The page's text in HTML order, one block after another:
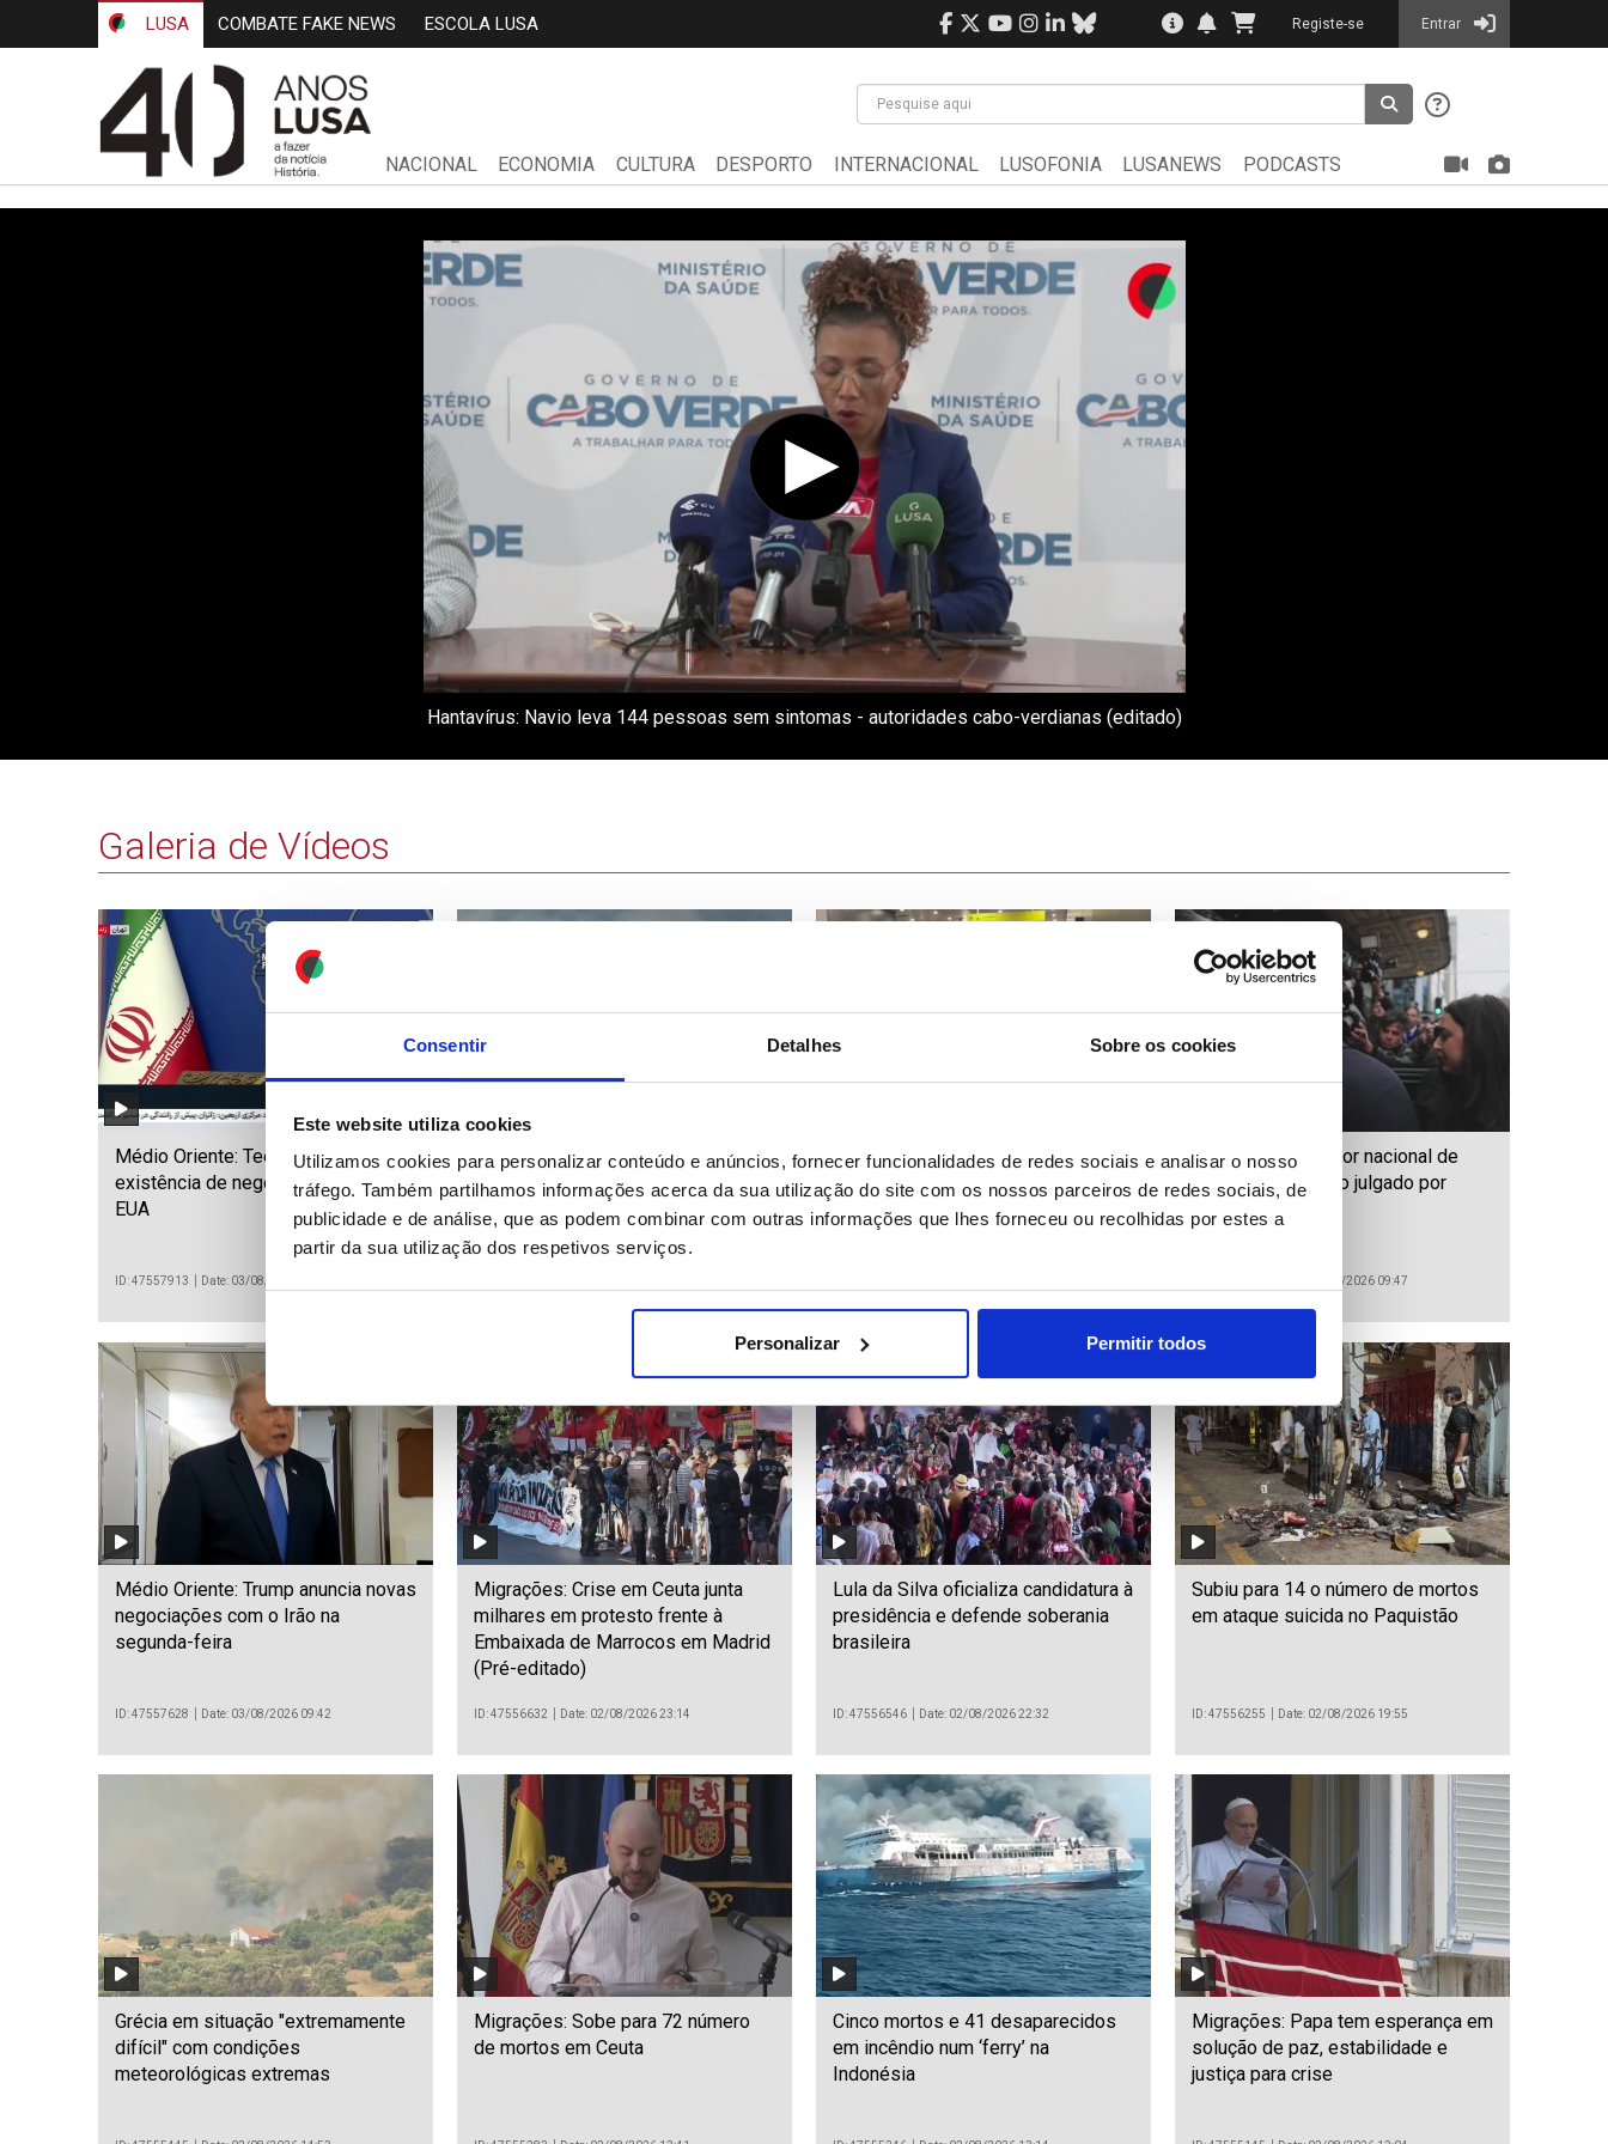
Consentir Detalhes Sobre os cookies
Este website utiliza cookies
Utilizamos cookies para personalizar conteúdo e anúncios, fornecer funcionalidades de redes sociais e analisar o nosso
tráfego. Também partilhamos informações acerca da sua utilização do site com os nossos parceiros de redes sociais, de
publicidade e de análise, que as podem combinar com outras informações que lhes forneceu ou recolhidas por estes a
partir da sua utilização dos respetivos serviços.
Personalizar Permitir todos
LUSA COMBATE FAKE NEWS ESCOLA LUSA Registe-se Entrar
NACIONAL ECONOMIA CULTURA DESPORTO INTERNACIONAL LUSOFONIA LUSANEWS PODCASTS
Hantavírus: Navio leva 144 pessoas sem sintomas - autoridades cabo-verdianas (editado)
Galeria de Vídeos
Médio Oriente: Teerão nega
existência de negociações com os
EUA
ID: 47557913 Date: 03/08/2026 11:10
Helicópteros combatem grande
incêndio florestal a oeste de
Vozinha "muito feliz" por estar
finalmente no Chile para assinar
pelo Colo Colo
Antigo selecionador nacional de
râguebi australiano julgado por
crimes sexuais
Date: 03/08/2026 09:47
Médio Oriente: Trump anuncia novas
negociações com o Irão na
segunda-feira
ID: 47557628 Date: 03/08/2026 09:42
Migrações: Crise em Ceuta junta
milhares em protesto frente à
Embaixada de Marrocos em Madrid
(Pré-editado)
ID: 47556632 Date: 02/08/2026 23:14
Lula da Silva oficializa candidatura à
presidência e defende soberania
brasileira
ID: 47556546 Date: 02/08/2026 22:32
Subiu para 14 o número de mortos
em ataque suicida no Paquistão
ID: 47556255 Date: 02/08/2026 19:55
Grécia em situação "extremamente
difícil" com condições
meteorológicas extremas
Migrações: Sobe para 72 número
de mortos em Ceuta
Cinco mortos e 41 desaparecidos
em incêndio num ‘ferry’ na
Indonésia
Migrações: Papa tem esperança em
solução de paz, estabilidade e
justiça para crise